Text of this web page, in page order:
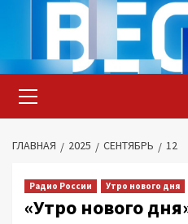
содержимому
меню
ГЛАВНАЯ 2025 СЕНТЯБРЬ 12
Радио России Утро нового дня
«Утро нового